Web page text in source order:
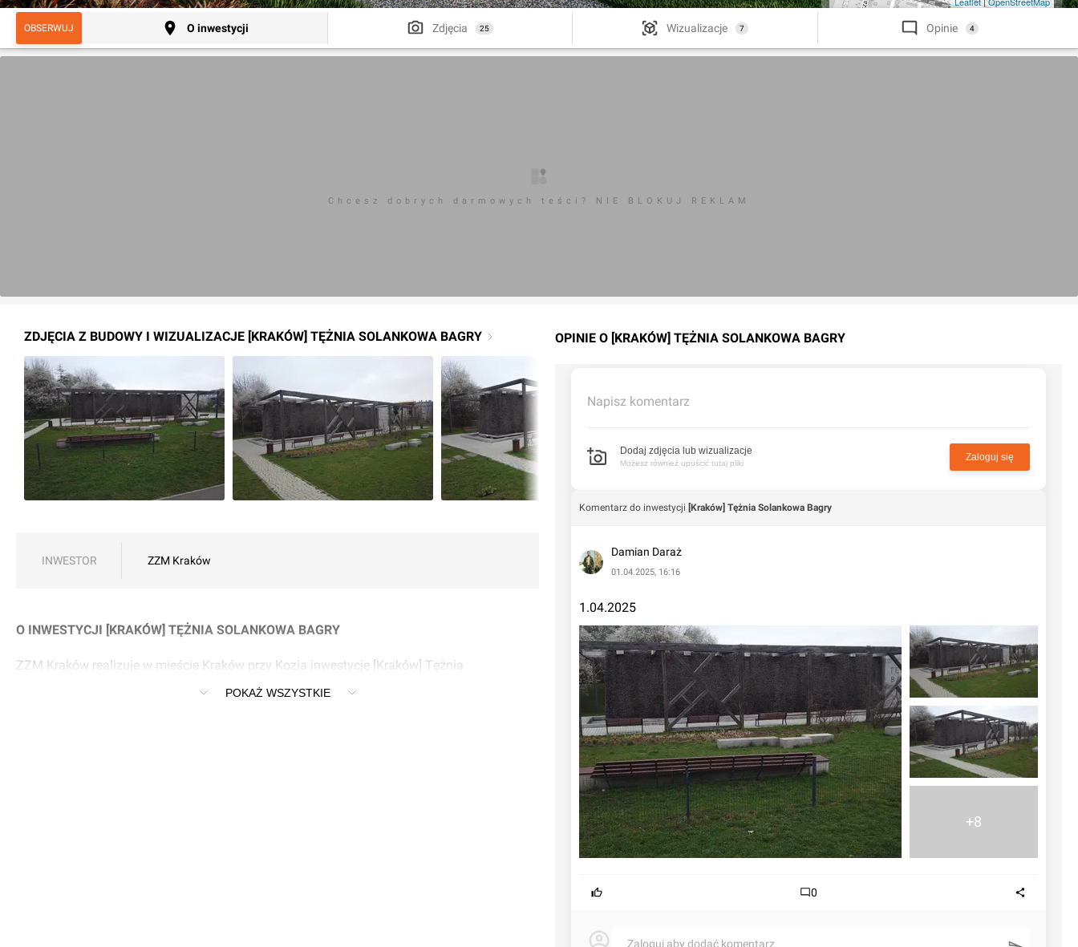
OBSERWUJ O inwestycji Zdjęcia 25 Wizualizacje 7 Opinie 4
Chcesz dobrych darmowych teści? NIE BLOKUJ REKLAM
ZDJĘCIA Z BUDOWY I WIZUALIZACJE [KRAKÓW] TĘŻNIA SOLANKOWA BAGRY
INWESTOR ZZM Kraków
O INWESTYCJI [KRAKÓW] TĘŻNIA SOLANKOWA BAGRY
ZZM Kraków realizuje w mieście Kraków przy Kozia inwestycję [Kraków] Tężnia
POKAŻ WSZYSTKIE
OPINIE O [KRAKÓW] TĘŻNIA SOLANKOWA BAGRY
Napisz komentarz
Dodaj zdjęcia lub wizualizacje
Możesz również upuścić tutaj pliki
Zaloguj się
Komentarz do inwestycji [Kraków] Tężnia Solankowa Bagry
Damian Daraż
01.04.2025, 16:16
1.04.2025
+8
0
Zaloguj aby dodać komentarz